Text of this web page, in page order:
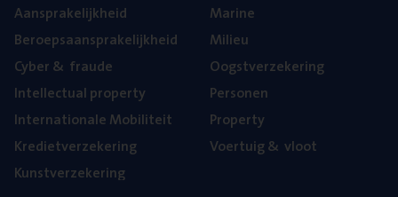
Aan­spra­ke­lijk­heid
Beroeps­aan­spra­ke­lijk­heid
Cyber& fraude
Intel­lec­tu­al property
Inter­na­ti­o­na­le Mobiliteit
Kre­diet­ver­ze­ke­ring
Kunst­ver­ze­ke­ring
Mari­ne
Mili­eu
Oogst­ver­ze­ke­ring
Per­so­nen
Pro­per­ty
Voer­tuig& vloot